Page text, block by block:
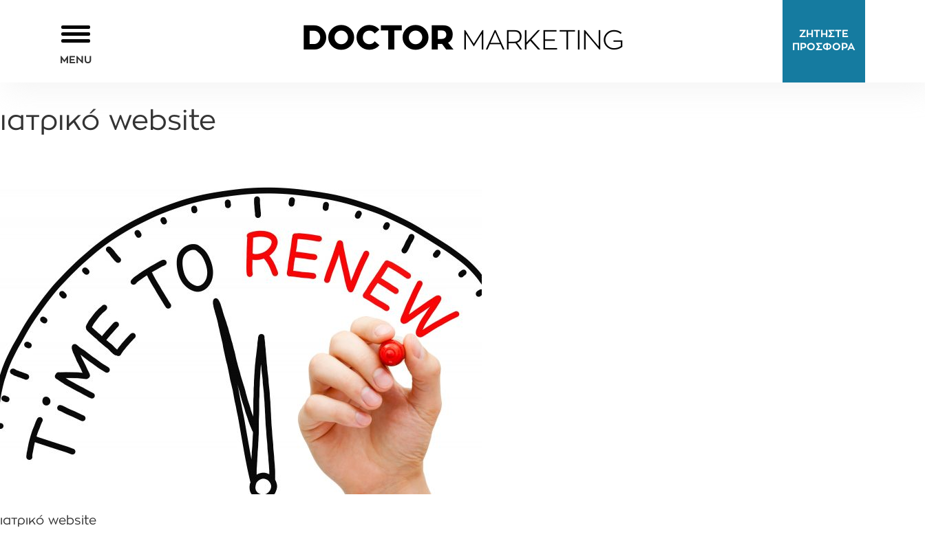
MENU
DOCTOR MARKETING
ΖΗΤΗΣΤΕ
ΠΡΟΣΦΟΡΑ
ιατρικό website
ιατρικό website